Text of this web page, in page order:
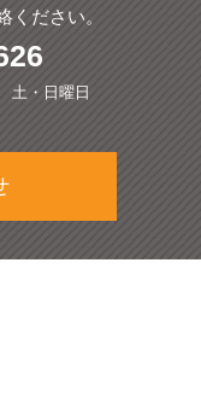
ください。
・日曜日